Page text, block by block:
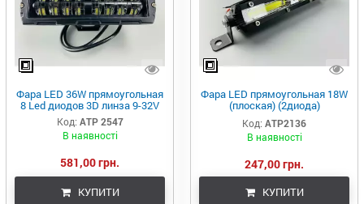
Фара LED 36W прямоугольная
8 Led диодов 3D линза 9-32V
Код: АТР 2547
В наявності
581,00 грн.
КУПИТИ
Фара LED прямоугольная 18W
(плоская) (2диода)
светодиодная рабочая фара,
дополнительный свет
Код: ATP2136
В наявності
247,00 грн.
КУПИТИ